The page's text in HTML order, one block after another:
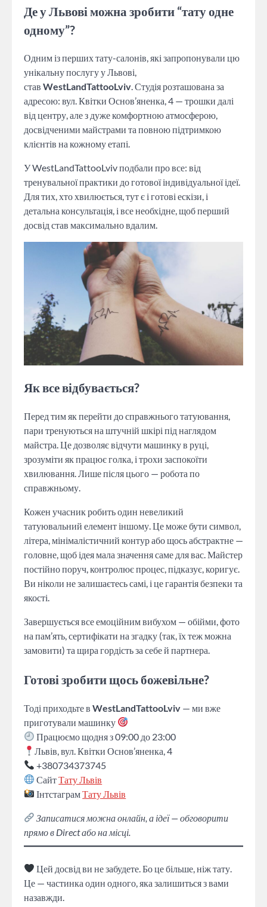
Де у Львові можна зробити “тату одне
одному”?
Одним із перших тату-салонів, які запропонували цю
унікальну послугу у Львові,
став WestLandTattooLviv. Студія розташована за
адресою: вул. Квітки Основ’яненка, 4 — трошки далі
від центру, але з дуже комфортною атмосферою,
досвідченими майстрами та повною підтримкою
клієнтів на кожному етапі.
У WestLandTattooLviv подбали про все: від
тренувальної практики до готової індивідуальної ідеї.
Для тих, хто хвилюється, тут є і готові ескізи, і
детальна консультація, і все необхідне, щоб перший
досвід став максимально вдалим.
Як все відбувається?
Перед тим як перейти до справжнього татуювання,
пари тренуються на штучній шкірі під наглядом
майстра. Це дозволяє відчути машинку в руці,
зрозуміти як працює голка, і трохи заспокоїти
хвилювання. Лише після цього — робота по
справжньому.
Кожен учасник робить один невеликий
татуювальний елемент іншому. Це може бути символ,
літера, мінімалістичний контур або щось абстрактне —
головне, щоб ідея мала значення саме для вас. Майстер
постійно поруч, контролює процес, підказує, коригує.
Ви ніколи не залишаєтесь самі, і це гарантія безпеки та
якості.
Завершується все емоційним вибухом — обійми, фото
на пам’ять, сертифікати на згадку (так, їх теж можна
замовити) та щира гордість за себе й партнера.
Готові зробити щось божевільне?
Тоді приходьте в WestLandTattooLviv — ми вже
приготували машинку
Працюємо щодня з 09:00 до 23:00
Львів, вул. Квітки Основ’яненка, 4
+380734373745
СайтТату Львів
ІнтстаграмТату Львів
Записатися можна онлайн, а ідеї — обговорити
прямо в Direct або на місці.
Цей досвід ви не забудете. Бо це більше, ніж тату.
Це — частинка один одного, яка залишиться з вами
назавжди.